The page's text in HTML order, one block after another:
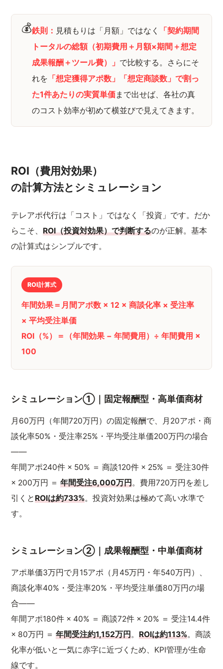
💰鉄則： 見積もりは「月額」ではなく
「契約期間
トータルの総額（初期費用＋月額×期間＋想定
成果報酬＋ツール費）」 で比較する。さらにそ
れを 「想定獲得アポ数」「想定商談数」で割っ
た1件あたりの実質単価まで出せば、各社の真
のコスト効率が初めて横並びで見えてきます。
ROI（費用対効果）
の計算方法とシミュレーション
テレアポ代行は「コスト」ではなく「投資」です。だか
らこそ、ROI（投資対効果）で判断するのが正解。基本
の計算式はシンプルです。
ROI計算式
年間効果＝月間アポ数 × 12 × 商談化率 × 受注率
× 平均受注単価
ROI（%）＝（年間効果 − 年間費用）÷ 年間費用 ×
100
シミュレーション①｜固定報酬型・高単価商材
月60万円（年間720万円）の固定報酬で、月20アポ・商
談化率50%・受注率25%・平均受注単価200万円の場合
——
年間アポ240件 × 50% ＝ 商談120件 × 25% ＝ 受注30件
× 200万円 ＝年間受注6,000万円。費用720万円を差し
引くとROIは約733%。投資対効果は極めて高い水準で
す。
シミュレーション②｜成果報酬型・中単価商材
アポ単価3万円で月15アポ（月45万円・年540万円）、
商談化率40%・受注率20%・平均受注単価80万円の場
合——
年間アポ180件 × 40% ＝ 商談72件 × 20% ＝ 受注14.4件
× 80万円 ＝年間受注約1,152万円。ROIは約113%。商談
化率が低いと一気に赤字に近づくため、KPI管理が生命
線です。